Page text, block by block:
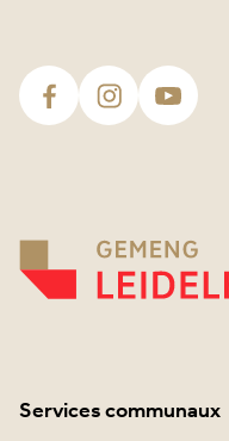
Services communaux